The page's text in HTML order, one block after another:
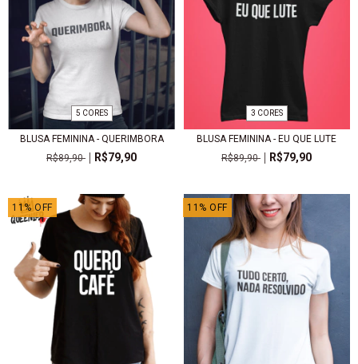
5 CORES
BLUSA FEMININA - QUERIMBORA
R$89,90
R$79,90
3 CORES
BLUSA FEMININA - EU QUE LUTE
R$89,90
R$79,90
11 % OFF 11 % OFF